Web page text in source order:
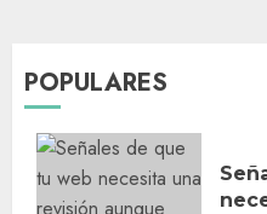
POPULARES